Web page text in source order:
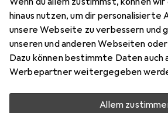
hinaus nutzen, um dir personalisierte
unsere Webseite zu verbessern und
unseren und anderen Webseiten
Dazu können bestimmte Daten auch
Werbepartner weitergegeben
Allem
Hier findest du passendes Zubehör
Naldenried aus der Kategorie